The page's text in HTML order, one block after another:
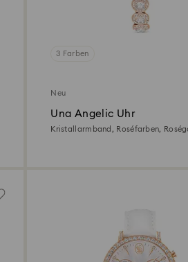
3 Farben
Neu
Una Angelic Uhr
Kristallarmband, Roséfarben,